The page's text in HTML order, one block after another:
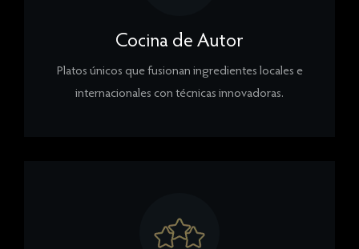
Cocina de Autor
Platos únicos que fusionan ingredientes locales e
internacionales con técnicas innovadoras.